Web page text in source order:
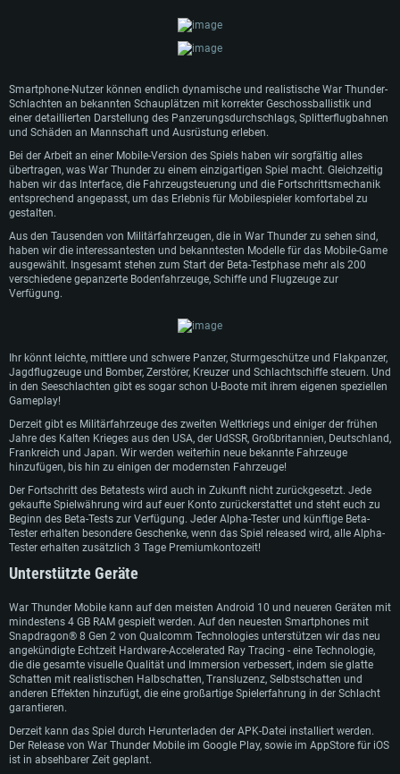
SYSTEMANFORDERUNGEN
Für PC
Für MAC
Für Linux
Mindestanforderungen
Betriebssystem: Windows 10 (64bit)
Arbeitsspeicher: 4GB
DirectX 11 fähige Grafikkarte: AMD Radeon 77XX / NVIDIA GeForce GTX
660; die geringste Auflösung für das Spiel beträgt 720p
Netzwerk: Breitband-Internetverbindung
Festplatte: 21,5 GB (minimaler Client)
Empfohlen
Betriebssystem: Windows 10/11 (64bit)
Prozessor: Intel Core i5 / Ryzen 5 3600 oder besser
Netzwerk: Breitband-Internetverbindung
Festplatte: 60,2 GB (Full Client)
Mindestanforderungen
Betriebssystem: Mac OS Big Sur 11.0 oder neuer
unterstützt)
Arbeitsspeicher: 6 GB
Grafikkarte: Intel Iris Pro 5200 oder analoge AMD / Nvidia für Mac. Die
geringste Auflösung des Spiels beträgt 720p mit Metal Support
Netzwerk: Breitband-Internetverbindung
Festplatte: 21,5 GB (minimaler Client)
Empfohlen
Betriebssystem: Mac OS Big Sur 11.0 oder neuer
Prozessor: Intel Core i7 (Intel Xeon Prozessoren werden nicht unterstützt)
Arbeitsspeicher: 8 GB
Netzwerk: Breitband-Internetverbindung
Festplatte: 60,2 GB (Full Client)
Mindestanforderungen
Betriebssystem: neueste 64bit Linux Systeme
Arbeitsspeicher: 4 GB
Grafikkarte: NVIDIA 660 mit den neuesten Treibern (nicht älter als 6
Monate) / vergleichbare AMD mit den neuesten Treibern (nicht älter als 6
Monate); die geringste Auflösung für das Spiel beträgt 720p mit Vulkan
Support
Netzwerk: Breitband-Internetverbindung
Empfohlen
Betriebssystem: Ubuntu 20.04 64bit
Prozessor: Intel Core i7
Grafikkarte: NVIDIA 1060 mit den neuesten Treibern (nicht älter als 6
Monate) / vergleichbare AMD (Radeon RX 570) mit den neuesten Treibern
(nicht älter als 6 Monate); mit Vulkan Support
Netzwerk: Breitband-Internetverbindung
Festplatte: 60,2 GB (Full Client)
Smartphone-Nutzer können endlich dynamische und realistische War Thunder-
Schlachten an bekannten Schauplätzen mit korrekter Geschossballistik und
einer detaillierten Darstellung des Panzerungsdurchschlags, Splitterflugbahnen
und Schäden an Mannschaft und Ausrüstung erleben.
Bei der Arbeit an einer Mobile-Version des Spiels haben wir sorgfältig alles
übertragen, was War Thunder zu einem einzigartigen Spiel macht. Gleichzeitig
haben wir das Interface, die Fahrzeugsteuerung und die Fortschrittsmechanik
entsprechend angepasst, um das Erlebnis für Mobilespieler komfortabel zu
gestalten.
Aus den Tausenden von Militärfahrzeugen, die in War Thunder zu sehen sind,
haben wir die interessantesten und bekanntesten Modelle für das Mobile-Game
ausgewählt. Insgesamt stehen zum Start der Beta-Testphase mehr als 200
verschiedene gepanzerte Bodenfahrzeuge, Schiffe und Flugzeuge zur
Verfügung.
Ihr könnt leichte, mittlere und schwere Panzer, Sturmgeschütze und Flakpanzer,
Jagdflugzeuge und Bomber, Zerstörer, Kreuzer und Schlachtschiffe steuern. Und
in den Seeschlachten gibt es sogar schon U-Boote mit ihrem eigenen speziellen
Gameplay!
Derzeit gibt es Militärfahrzeuge des zweiten Weltkriegs und einiger der frühen
Jahre des Kalten Krieges aus den USA, der UdSSR, Großbritannien, Deutschland,
Frankreich und Japan. Wir werden weiterhin neue bekannte Fahrzeuge
hinzufügen, bis hin zu einigen der modernsten Fahrzeuge!
Der Fortschritt des Betatests wird auch in Zukunft nicht zurückgesetzt. Jede
gekaufte Spielwährung wird auf euer Konto zurückerstattet und steht euch zu
Beginn des Beta-Tests zur Verfügung. Jeder Alpha-Tester und künftige Beta-
Tester erhalten besondere Geschenke, wenn das Spiel released wird, alle Alpha-
Tester erhalten zusätzlich 3 Tage Premiumkontozeit!
Unterstützte Geräte
War Thunder Mobile kann auf den meisten Android 10 und neueren Geräten mit
mindestens 4 GB RAM gespielt werden. Auf den neuesten Smartphones mit
Snapdragon® 8 Gen 2 von Qualcomm Technologies unterstützen wir das neu
angekündigte Echtzeit Hardware-Accelerated Ray Tracing - eine Technologie,
die die gesamte visuelle Qualität und Immersion verbessert, indem sie glatte
Schatten mit realistischen Halbschatten, Transluzenz, Selbstschatten und
anderen Effekten hinzufügt, die eine großartige Spielerfahrung in der Schlacht
garantieren.
Derzeit kann das Spiel durch Herunterladen der APK-Datei installiert werden.
Der Release von War Thunder Mobile im Google Play, sowie im AppStore für iOS
ist in absehbarer Zeit geplant.